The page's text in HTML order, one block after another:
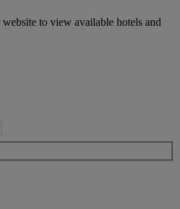
to view available hotels and